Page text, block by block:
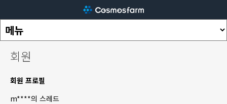
회원
회원 프로필
m****의 스레드